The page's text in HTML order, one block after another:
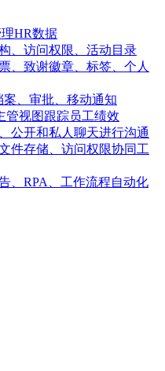
HR数据
、访问权限、活动目录
、致谢徽章、标签、个人
、审批、移动通知
管视图跟踪员工绩效
公开和私人聊天进行沟通
件存储、访问权限协同工
、RPA、工作流程自动化